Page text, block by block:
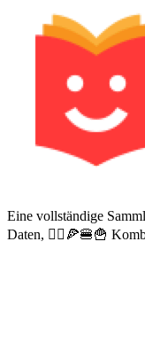
Eine vollständige
Daten, 🙅‍♀️🍕🍔🍟